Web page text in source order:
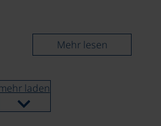
Mehr lesen
laden